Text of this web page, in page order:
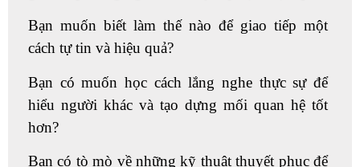
Bạn muốn biết làm thế nào để giao tiếp một
cách tự tin và hiệu quả?
Bạn có muốn học cách lắng nghe thực sự để
hiểu người khác và tạo dựng mối quan hệ tốt
hơn?
Bạn có tò mò về những kỹ thuật thuyết phục để